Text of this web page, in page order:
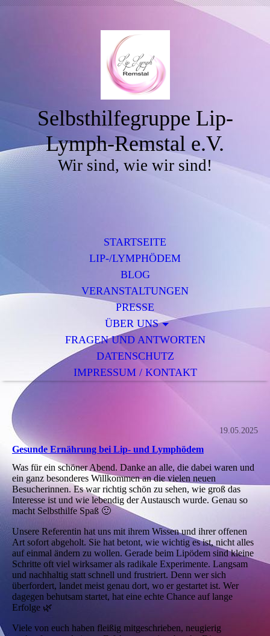
Selbsthilfegruppe Lip-
Lymph-Remstal e.V.
Wir sind, wie wir sind!
STARTSEITE
LIP-/LYMPHÖDEM
BLOG
VERANSTALTUNGEN
PRESSE
ÜBER UNS
FRAGEN UND ANTWORTEN
DATENSCHUTZ
IMPRESSUM / KONTAKT
19.05.2025
Gesunde Ernährung bei Lip- und Lymphödem
Was für ein schöner Abend. Danke an alle, die dabei waren und
ein ganz besonderes Willkommen an die vielen neuen
Besucherinnen. Es war richtig schön zu sehen, wie groß das
Interesse ist und wie lebendig der Austausch wurde. Genau so
macht Selbsthilfe Spaß 🙂
Unsere Referentin hat uns mit ihrem Wissen und ihrer offenen
Art sofort abgeholt. Sie hat betont, wie wichtig es ist, nicht alles
auf einmal ändern zu wollen. Gerade beim Lipödem sind kleine
Schritte oft viel wirksamer als radikale Experimente. Langsam
und nachhaltig statt schnell und frustriert. Denn wer sich
überfordert, landet meist genau dort, wo er gestartet ist. Wer
dagegen behutsam startet, hat eine echte Chance auf lange
Erfolge 🌿
Viele von euch haben fleißig mitgeschrieben, neugierig